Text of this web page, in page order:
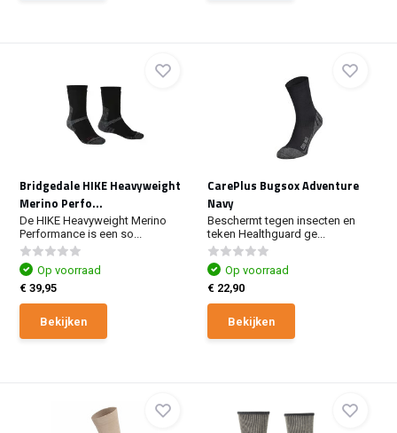
Bridgedale HIKE Heavyweight
Merino Perfo...
De HIKE Heavyweight Merino
Performance is een so...
Op voorraad
€ 39,95
Bekijken
CarePlus Bugsox Adventure
Navy
Beschermt tegen insecten en
teken Healthguard ge...
Op voorraad
€ 22,90
Bekijken